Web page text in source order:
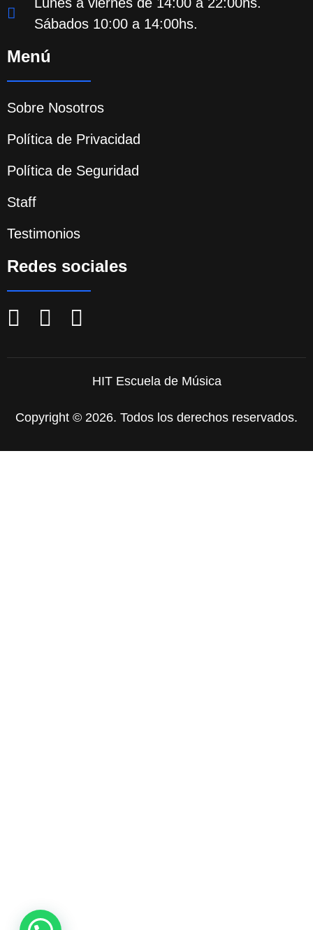
Sábados 10:00 a 14:00hs.
Menú
Sobre Nosotros
Política de Privacidad
Política de Seguridad
Staff
Testimonios
Redes sociales
HIT Escuela de Música
Copyright © 2026. Todos los derechos reservados.